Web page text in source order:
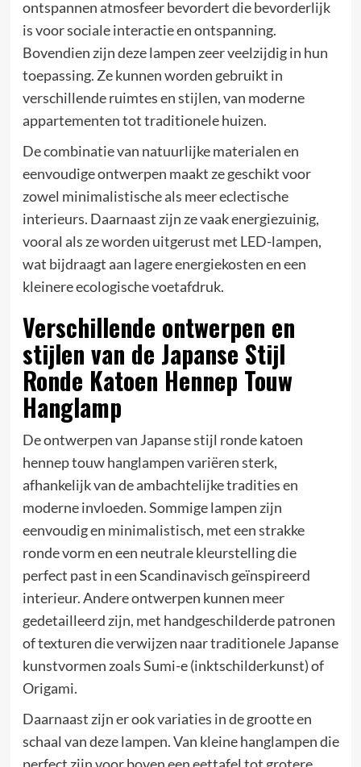
ontspannen atmosfeer bevordert die bevorderlijk
is voor sociale interactie en ontspanning.
Bovendien zijn deze lampen zeer veelzijdig in hun
toepassing. Ze kunnen worden gebruikt in
verschillende ruimtes en stijlen, van moderne
appartementen tot traditionele huizen.
De combinatie van natuurlijke materialen en
eenvoudige ontwerpen maakt ze geschikt voor
zowel minimalistische als meer eclectische
interieurs. Daarnaast zijn ze vaak energiezuinig,
vooral als ze worden uitgerust met LED-lampen,
wat bijdraagt aan lagere energiekosten en een
kleinere ecologische voetafdruk.
Verschillende ontwerpen en
stijlen van de Japanse Stijl
Ronde Katoen Hennep Touw
Hanglamp
De ontwerpen van Japanse stijl ronde katoen
hennep touw hanglampen variëren sterk,
afhankelijk van de ambachtelijke tradities en
moderne invloeden. Sommige lampen zijn
eenvoudig en minimalistisch, met een strakke
ronde vorm en een neutrale kleurstelling die
perfect past in een Scandinavisch geïnspireerd
interieur. Andere ontwerpen kunnen meer
gedetailleerd zijn, met handgeschilderde patronen
of texturen die verwijzen naar traditionele Japanse
kunstvormen zoals Sumi-e (inktschilderkunst) of
Origami.
Daarnaast zijn er ook variaties in de grootte en
schaal van deze lampen. Van kleine hanglampen die